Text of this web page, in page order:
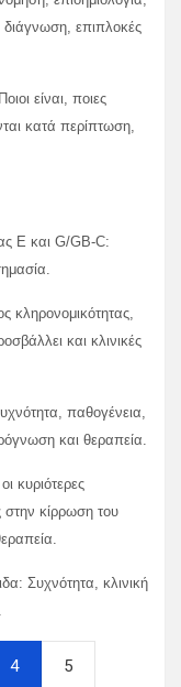
διάγνωση, επιπλοκές
είναι, ποιες
κατά περίπτωση,
Ε και G/GB-C:
κληρονομικότητας,
και κλινικές
παθογένεια,
και θεραπεία.
κυριότερες
στην κίρρωση του
Συχνότητα, κλινική
4 5